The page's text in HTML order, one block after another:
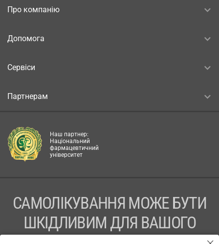
Про компанію
Допомога
Сервіси
Партнерам
Наш партнер:
Національний
фармацевтичний
університет
САМОЛІКУВАННЯ МОЖЕ БУТИ
ШКІДЛИВИМ ДЛЯ ВАШОГО